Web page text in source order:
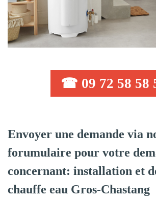
☎ 09 72 58 58
Envoyer une demande via
forumulaire pour votre
concernant: installation et
chauffe eau Gros-Chastang